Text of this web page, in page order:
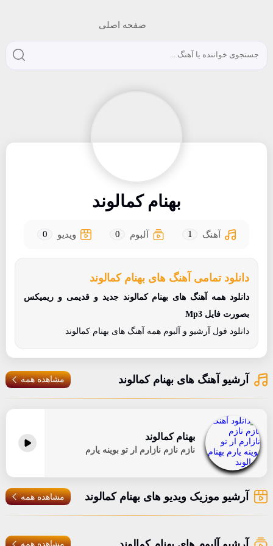
صفحه اصلی
بهنام کمالوند
آهنگ 1 آلبوم 0 ویدیو 0
دانلود تمامی آهنگ های بهنام کمالوند
دانلود همه آهنگ های بهنام کمالوند جدید و قدیمی و ریمیکس
بصورت فایل Mp3
دانلود فول آرشیو و آلبوم همه آهنگ های بهنام کمالوند
آرشیو آهنگ های بهنام کمالوند مشاهده همه
بهنام کمالوند
نازم نازم نازارم ار تو بوینه یارم
آرشیو موزیک ویدیو های بهنام کمالوند مشاهده همه
مشاهده همه